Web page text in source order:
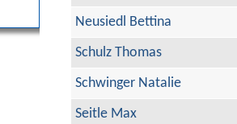
Neusiedl Bettina
Schulz Thomas
Schwinger Natalie
Seitle Max